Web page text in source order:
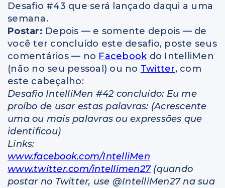
Desafio #43 que será lançado daqui a uma
semana.
Postar: Depois — e somente depois — de
você ter concluído este desafio, poste seus
comentários — no Facebookdo IntelliMen
(não no seu pessoal) ou no Twitter, com
este cabeçalho:
Desafio IntelliMen #42 concluído: Eu me
proíbo de usar estas palavras: (Acrescente
uma ou mais palavras ou expressões que
identificou)
Links:
www.facebook.com/IntelliMen
www.twitter.com/intellimen27 (quando
postar no Twitter, use @IntelliMen27 na sua